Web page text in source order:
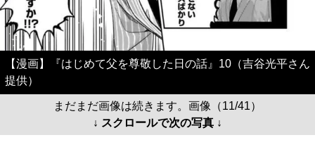
【漫画】『はじめて父を尊敬した日の話』10（吉谷光平さん
提供）
まだまだ画像は続きます。画像（11/41）
↓ スクロールで次の写真 ↓